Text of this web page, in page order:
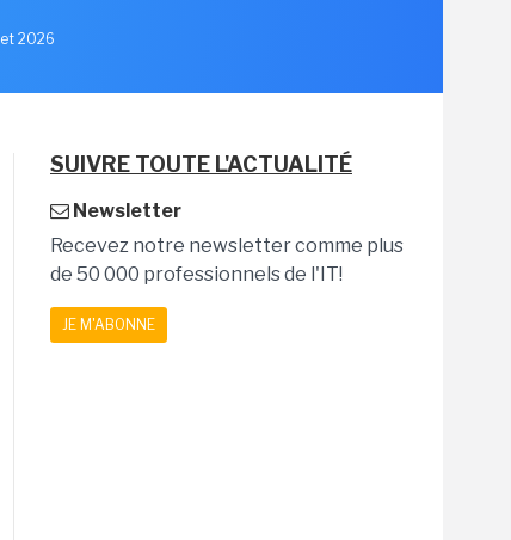
2026
SUIVRE TOUTE L'ACTUALITÉ
Newsletter
Recevez notre newsletter comme plus
de 50 000 professionnels de l'IT!
JE M'ABONNE